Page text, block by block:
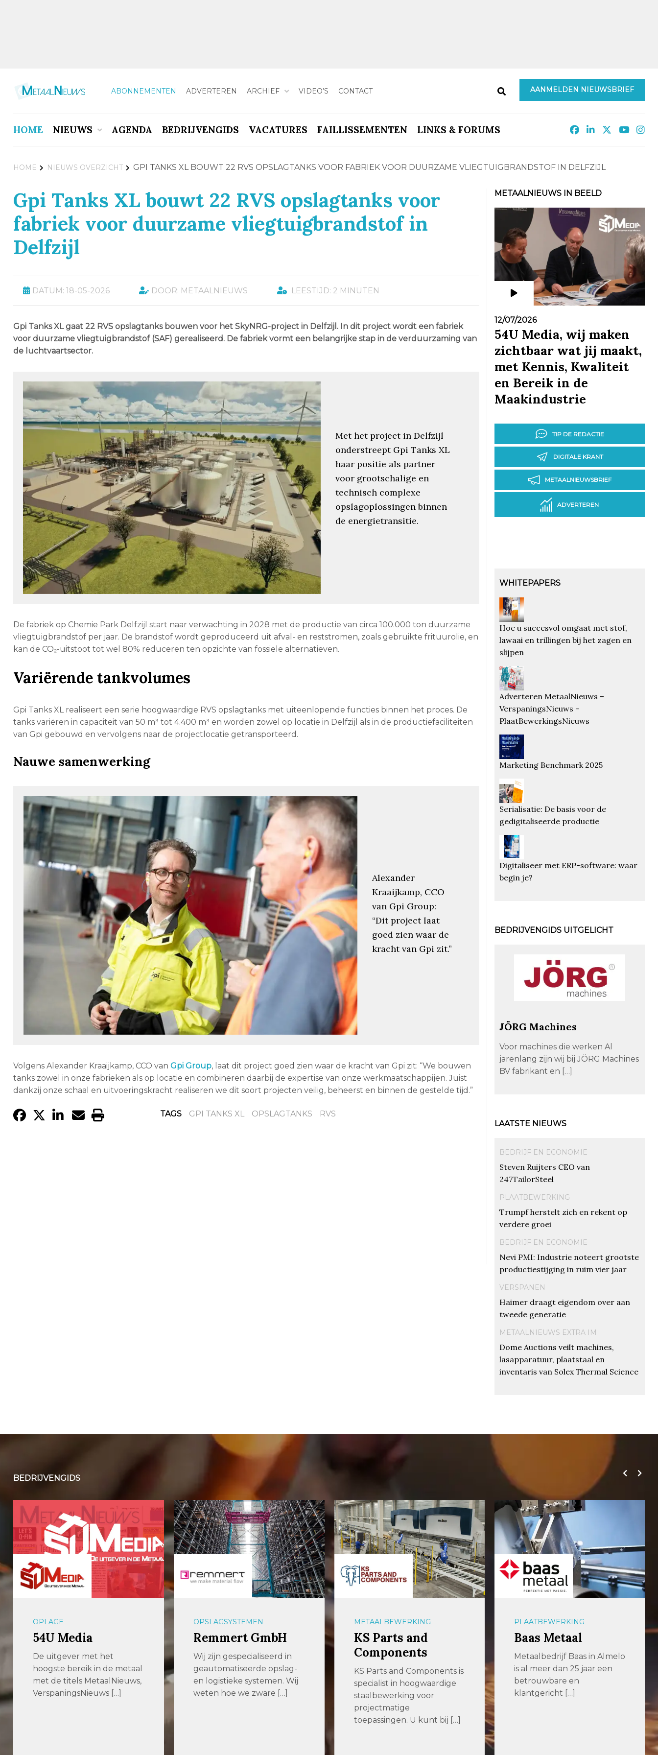
ABONNEMENTEN ADVERTEREN ARCHIEF VIDEO’S CONTACT AANMELDEN NIEUWSBRIEF
HOME NIEUWS AGENDA BEDRIJVENGIDS VACATURES FAILLISSEMENTEN LINKS & FORUMS
HOME NIEUWS OVERZICHT GPI TANKS XL BOUWT 22 RVS OPSLAGTANKS VOOR FABRIEK VOOR DUURZAME VLIEGTUIGBRANDSTOF IN DELFZIJL
Gpi Tanks XL bouwt 22 RVS opslagtanks voor
fabriek voor duurzame vliegtuigbrandstof in
Delfzijl
DATUM: 18-05-2026 DOOR: METAALNIEUWS LEESTIJD: 2 MINUTEN
Gpi Tanks XL gaat 22 RVS opslagtanks bouwen voor het SkyNRG-project in Delfzijl. In dit project wordt een fabriek
voor duurzame vliegtuigbrandstof (SAF) gerealiseerd. De fabriek vormt een belangrijke stap in de verduurzaming van
de luchtvaartsector.
Met het project in Delfzijl
onderstreept Gpi Tanks XL
haar positie als partner
voor grootschalige en
technisch complexe
opslagoplossingen binnen
de energietransitie.
De fabriek op Chemie Park Delfzijl start naar verwachting in 2028 met de productie van circa 100.000 ton duurzame
vliegtuigbrandstof per jaar. De brandstof wordt geproduceerd uit afval- en reststromen, zoals gebruikte frituurolie, en
kan de CO₂-uitstoot tot wel 80% reduceren ten opzichte van fossiele alternatieven.
Variërende tankvolumes
Gpi Tanks XL realiseert een serie hoogwaardige RVS opslagtanks met uiteenlopende functies binnen het proces. De
tanks variëren in capaciteit van 50 m³ tot 4.400 m³ en worden zowel op locatie in Delfzijl als in de productiefaciliteiten
van Gpi gebouwd en vervolgens naar de projectlocatie getransporteerd.
Nauwe samenwerking
Alexander
Kraaijkamp, CCO
van Gpi Group:
“Dit project laat
goed zien waar de
kracht van Gpi zit.”
Volgens Alexander Kraaijkamp, CCO van Gpi Group, laat dit project goed zien waar de kracht van Gpi zit: “We bouwen
tanks zowel in onze fabrieken als op locatie en combineren daarbij de expertise van onze werkmaatschappijen. Juist
dankzij onze schaal en uitvoeringskracht realiseren we dit soort projecten veilig, beheerst en binnen de gestelde tijd.”
TAGS GPI TANKS XL OPSLAGTANKS RVS
METAALNIEUWS IN BEELD
12/07/2026
54U Media, wij maken
zichtbaar wat jij maakt,
met Kennis, Kwaliteit
en Bereik in de
Maakindustrie
TIP DE REDACTIE
DIGITALE KRANT
METAALNIEUWSBRIEF
ADVERTEREN
WHITEPAPERS
Hoe u succesvol omgaat met stof,
lawaai en trillingen bij het zagen en
slijpen
Adverteren MetaalNieuws –
VerspaningsNieuws –
PlaatBewerkingsNieuws
Marketing Benchmark 2025
Serialisatie: De basis voor de
gedigitaliseerde productie
Digitaliseer met ERP-software: waar
begin je?
BEDRIJVENGIDS UITGELICHT
JÖRG Machines
Voor machines die werken Al
jarenlang zijn wij bij JÖRG Machines
BV fabrikant en […]
LAATSTE NIEUWS
BEDRIJF EN ECONOMIE
Steven Ruijters CEO van
247TailorSteel
PLAATBEWERKING
Trumpf herstelt zich en rekent op
verdere groei
BEDRIJF EN ECONOMIE
Nevi PMI: Industrie noteert grootste
productiestijging in ruim vier jaar
VERSPANEN
Haimer draagt eigendom over aan
tweede generatie
METAALNIEUWS EXTRA IM
Dome Auctions veilt machines,
lasapparatuur, plaatstaal en
inventaris van Solex Thermal Science
BEDRIJVENGIDS
OPLAGE
54U Media
De uitgever met het
hoogste bereik in de metaal
met de titels MetaalNieuws,
VerspaningsNieuws […]
OPSLAGSYSTEMEN
Remmert GmbH
Wij zijn gespecialiseerd in
geautomatiseerde opslag-
en logistieke systemen. Wij
weten hoe we zware […]
METAALBEWERKING
KS Parts and
Components
KS Parts and Components is
specialist in hoogwaardige
staalbewerking voor
projectmatige
toepassingen. U kunt bij […]
PLAATBEWERKING
Baas Metaal
Metaalbedrijf Baas in Almelo
is al meer dan 25 jaar een
betrouwbare en
klantgericht […]